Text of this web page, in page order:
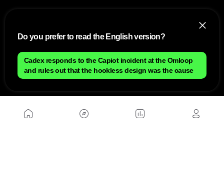
Mapa del sitio
Anúnciate con nosotros
Política de cookies
Política de privacidad
Contacto
Do you prefer to read the English version?
Cadex responds to the Capiot incident at the Omloop
and rules out that the hookless design was the cause